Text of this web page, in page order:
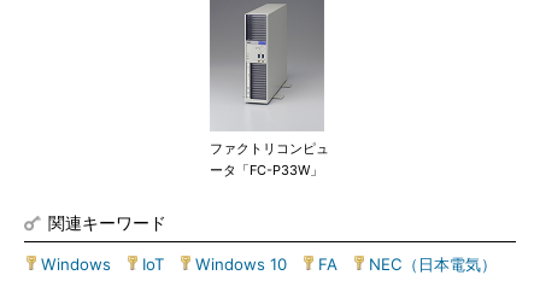
ファクトリコンピュ
ータ「FC-P33W」
関連キーワード
Windows IoT Windows 10 FA NEC（日本電気）